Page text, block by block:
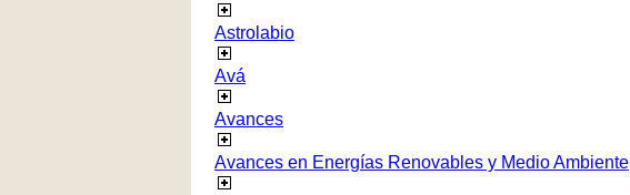
Astrolabio
Avá
Avances
Avances en Energías Renovables y Medio Ambiente